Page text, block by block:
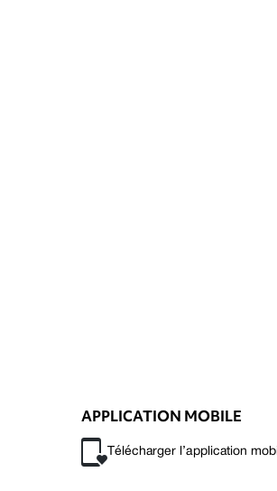
APPLICATION MOBILE
Télécharger l’application